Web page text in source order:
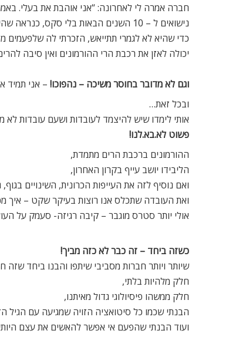
חברה אמרה לי לאחרונה: “אני אוהבת את בעלי.
נישואים ל – 10 השנים הבאות בלי סקס, כנראה שהייתי חותמת מיד ומבקשת עט נוסף”
כדי שהיא לא לגמרי תתייאש, הזכרתי לה
יכולה לאזן את רכבת הרי ההורמונים ואין סיבה
וגם לא מדובר בחוסר משיכה – נהפוכו! – אני תמיד
ובכל זאת…
אותי לימדו שיש להיצמד לעובדות ושעם עובדות לא
פשוט לא.בא.לנו!
ההורמונים ברכבת הרים מתמדת,
הליבידו יושב עייף בקרון האחרון,
ואם נוסיף לזה את העייפות הכרונית, השינויים
ואת העובדה שתכלס אנו רוצות בעיקר שקט – איך
אולי יותר סטרס מוגבר – קיבה רגיזה- סעמק על
כשזה ביחד – זה כבר לא כזה מביך!
שיותר ויותר חברות מסביבי שיתפו והבנו ביחד שזה
חלק מלהיות בלתי,
חלק ממשהו פיסיולוגי גדול מאיתנו,
הבנתי שכמו כל סיטואציה הזויה שמגיעה עם הגיל
ועוד הבנתי שהפעם אי אפשר להאשים את עצם היותי